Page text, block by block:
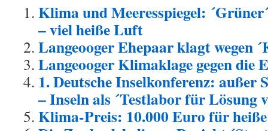
Klima und Meeresspiegel:
– viel heiße Luft
Langeooger Ehepaar klagt wegen
Langeooger Klimaklage gegen die
1. Deutsche Inselkonferenz: außer
– Inseln als ´Testlabor für Lösung
Klima-Preis: 10.000 Euro für